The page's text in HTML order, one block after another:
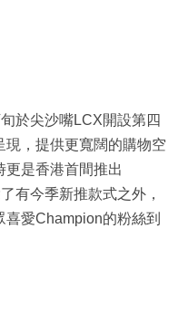
於尖沙嘴LCX開設第四
現，提供更寬闊的購物空
更是香港首間推出
有今季新推款式之外，
愛Champion的粉絲到